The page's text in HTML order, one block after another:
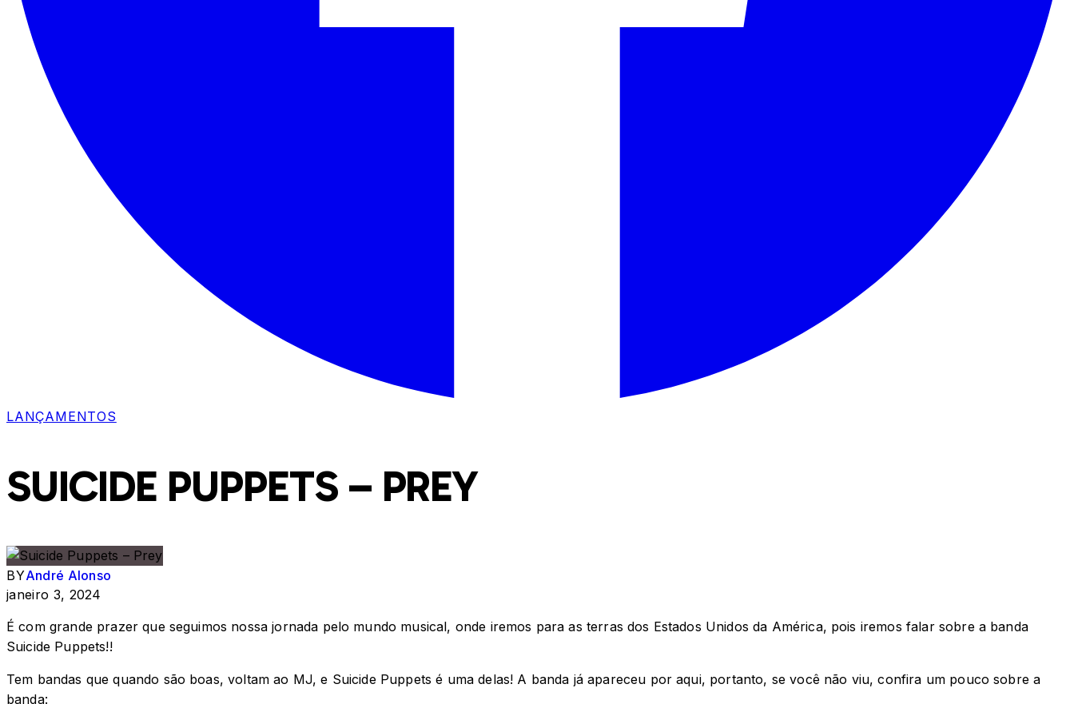
LANÇAMENTOS
SUICIDE PUPPETS – PREY
BYAndré Alonso
janeiro 3, 2024
É com grande prazer que seguimos nossa jornada pelo mundo musical, onde iremos para as terras dos Estados Unidos da América, pois iremos falar sobre a banda
Suicide Puppets!!
Tem bandas que quando são boas, voltam ao MJ, e Suicide Puppets é uma delas! A banda já apareceu por aqui, portanto, se você não viu, confira um pouco sobre a
banda: